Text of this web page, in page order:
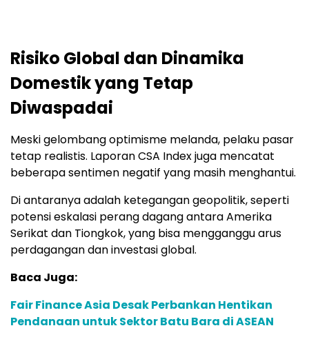
Risiko Global dan Dinamika
Domestik yang Tetap
Diwaspadai
Meski gelombang optimisme melanda, pelaku pasar
tetap realistis. Laporan CSA Index juga mencatat
beberapa sentimen negatif yang masih menghantui.
Di antaranya adalah ketegangan geopolitik, seperti
potensi eskalasi perang dagang antara Amerika
Serikat dan Tiongkok, yang bisa mengganggu arus
perdagangan dan investasi global.
Baca Juga:
Fair Finance Asia Desak Perbankan Hentikan
Pendanaan untuk Sektor Batu Bara di ASEAN